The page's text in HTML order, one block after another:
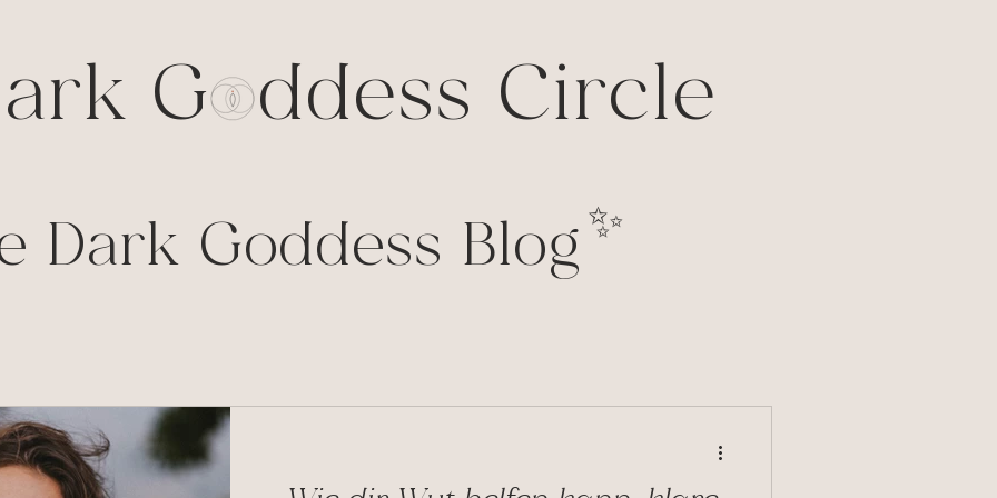
G ddess Circle
Dark Goddess Blog ✨